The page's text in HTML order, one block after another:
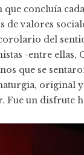
concluía
de valores
del
-entre ellas,
que se
original
un disfrute